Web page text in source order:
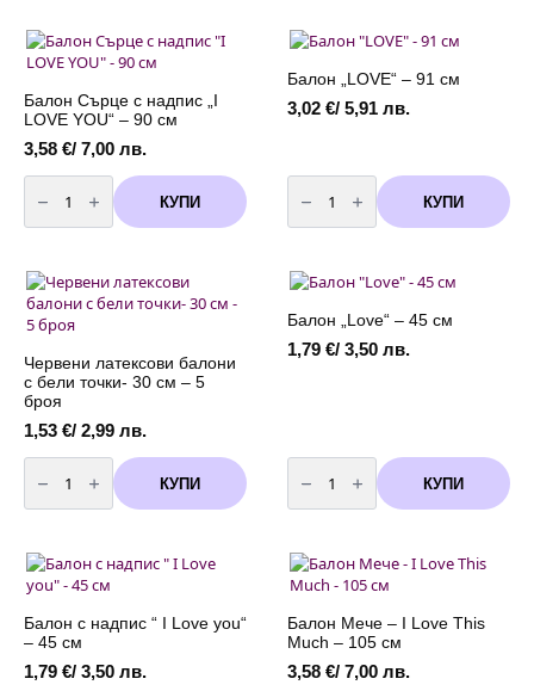
бели
точки
см
"I
LOVE
-
см
Балон Сърце с надпис „I
LOVE YOU“ – 90 см
3,58 €/ 7,00 лв.
количество
за
Балон
Сърце
"I
LOVE
YOU"
90
см
КУПИ
Балон „LOVE“ – 91 см
3,02 €/ 5,91 лв.
количество
за
Балон
"LOVE"
см
КУПИ
Червени латексови балони
с бели точки- 30 см – 5
броя
1,53 €/ 2,99 лв.
количество
за
Червени
латексови
бели
точки-
30
-
5
броя
КУПИ
Балон „Love“ – 45 см
1,79 €/ 3,50 лв.
количество
за
Балон
"Love"
см
КУПИ
Балон с надпис “ I Love you“
– 45 см
1,79 €/ 3,50 лв.
Балон Мече – I Love This
Much – 105 см
3,58 €/ 7,00 лв.